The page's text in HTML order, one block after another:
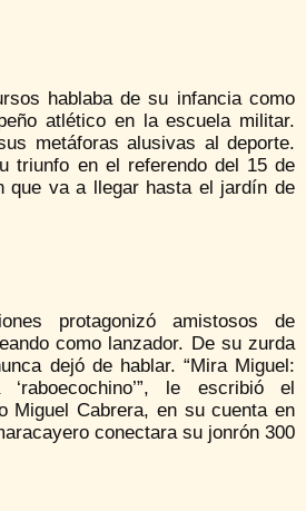
hablaba de su infancia como
atlético en la escuela militar.
metáforas alusivas al deporte.
triunfo en el referendo del 15 de
que va a llegar hasta el jardín de
protagonizó amistosos de
como lanzador. De su zurda
dejó de hablar. “Mira Miguel:
le escribió el
Miguel Cabrera, en su cuenta en
conectara su jonrón 300